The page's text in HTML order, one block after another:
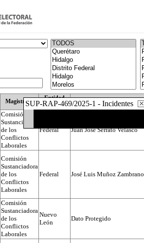
SUP-RAP-469/2025-1 - Incidentes
Magistrado
Entidad
Federativa
Comisión
Sustanciadora
de los
Conflictos
Laborales
Federal Juan José Serrato Velasco
Comisión
Sustanciadora
de los
Conflictos
Laborales
Federal José Luis Muñoz Zambrano
Comisión
Sustanciadora
de los
Conflictos
Laborales
Nuevo
León
Dato Protegido